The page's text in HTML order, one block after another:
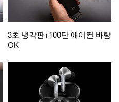
3초 냉각판+100단 에어컨 바람
OK